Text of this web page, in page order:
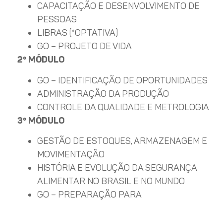
CAPACITAÇÃO E DESENVOLVIMENTO DE
PESSOAS
LIBRAS (*OPTATIVA)
GO – PROJETO DE VIDA
2º MÓDULO
GO – IDENTIFICAÇÃO DE OPORTUNIDADES
ADMINISTRAÇÃO DA PRODUÇÃO
CONTROLE DA QUALIDADE E METROLOGIA
3º MÓDULO
GESTÃO DE ESTOQUES, ARMAZENAGEM E
MOVIMENTAÇÃO
HISTÓRIA E EVOLUÇÃO DA SEGURANÇA
ALIMENTAR NO BRASIL E NO MUNDO
GO – PREPARAÇÃO PARA